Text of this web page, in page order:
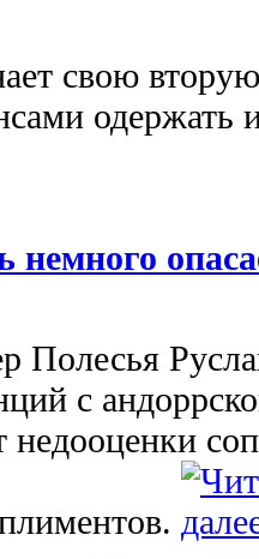
свою
одержать
немного
Полесья
с
недооценки